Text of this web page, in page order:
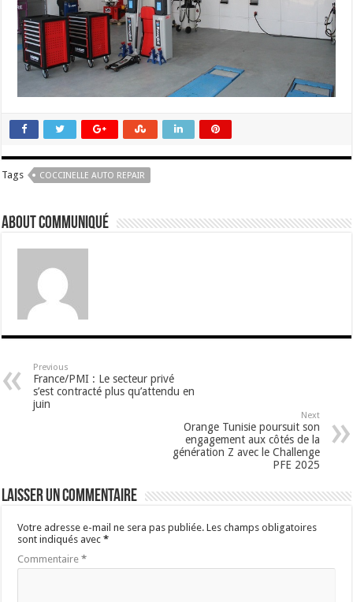
Tags COCCINELLE AUTO REPAIR
About Communiqué
Previous
France/PMI : Le secteur privé
s’est contracté plus qu’attendu en
juin
Next
Orange Tunisie poursuit son
engagement aux côtés de la
génération Z avec le Challenge
PFE 2025
Laisser un commentaire
Votre adresse e-mail ne sera pas publiée. Les champs obligatoires
sont indiqués avec*
Commentaire*